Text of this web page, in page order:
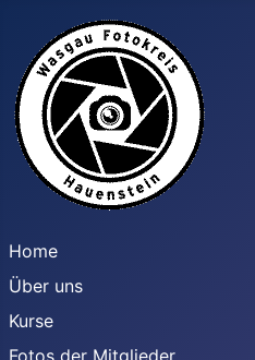
Home
Über uns
Kurse
Fotos der Mitglieder